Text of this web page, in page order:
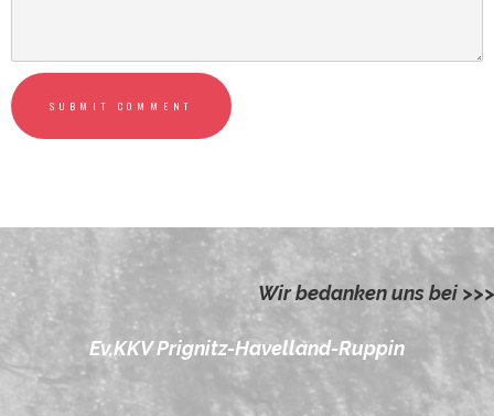
SUBMIT COMMENT
Wir bedanken uns bei
Ev.KKV Prignitz-Havelland-Ruppin